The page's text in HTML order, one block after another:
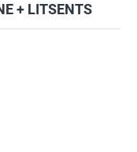
+ LITSENTS